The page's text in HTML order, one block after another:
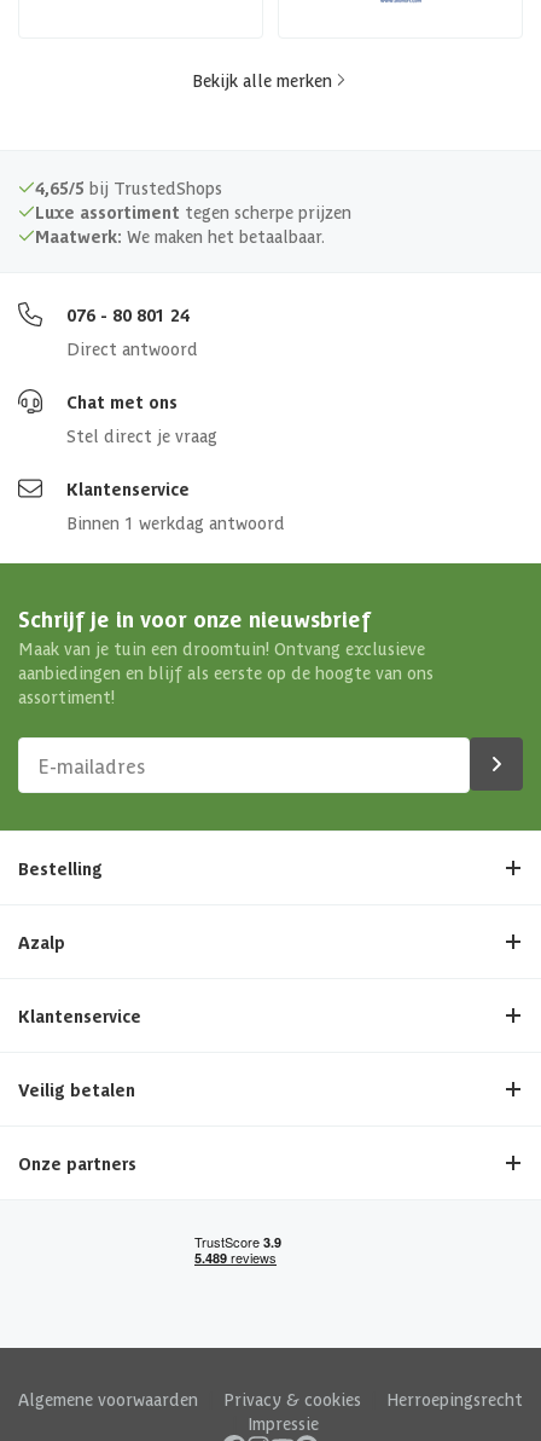
Bekijk alle merken
4,65/5 bij TrustedShops
Luxe assortiment tegen scherpe prijzen
Maatwerk: We maken het betaalbaar.
076 - 80 801 24
Direct antwoord
Chat met ons
Stel direct je vraag
Klantenservice
Binnen 1 werkdag antwoord
Schrijf je in voor onze nieuwsbrief
Maak van je tuin een droomtuin! Ontvang exclusieve
aanbiedingen en blijf als eerste op de hoogte van ons
assortiment!
Bestelling
Azalp
Klantenservice
Veilig betalen
Onze partners
Algemene voorwaarden Privacy & cookies
Herroepingsrecht
Impressie